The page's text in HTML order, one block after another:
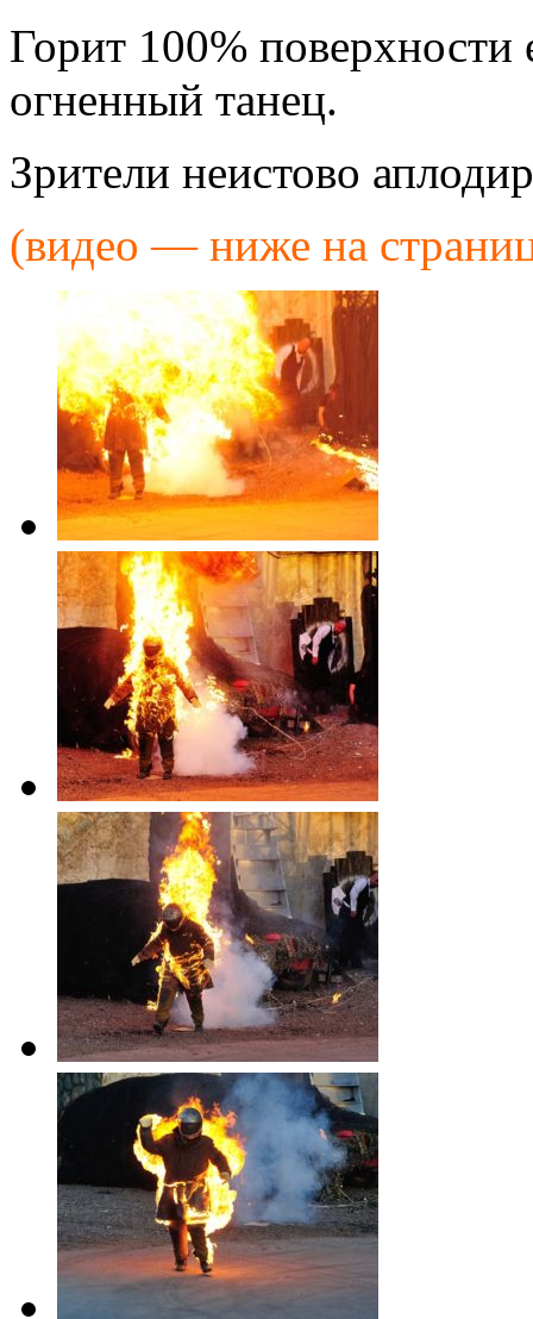
Горит 100% поверхности
огненный танец.
Зрители неистово
(видео — ниже на